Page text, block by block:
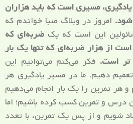
مسیری است که باید هزاران
امروز در وبلاگ صبا خواندم که
این است که یک ضربه‌ای که
از هزار ضربه‌ای که تنها یک بار
تر است. فکر می‌کنم می‌توانیم این
دهیم. ما در مسیر یادگیری هر
هر تمرین را یک بار انجام می‌دهیم
درس و تمرین کسب کرده باشیم؛ اما
شویم و از پس یک تمرین، با تعدد